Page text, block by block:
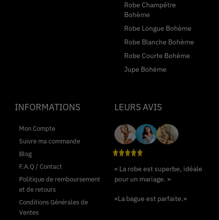
Robe Champêtre
Bohème
Robe Longue Bohème
Robe Blanche Bohème
Robe Courte Bohème
Jupe Bohème
INFORMATIONS
Mon Compte
Suivre ma commande
Blog
F.A.Q / Contact
Politique de remboursement
et de retours
Conditions Générales de
Ventes
LEURS AVIS
« La robe est superbe, idéale
pour un mariage. »
«La bague est parfaite.»